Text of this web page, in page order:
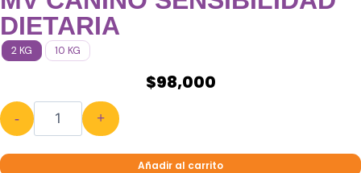
DIETARIA
2 KG 10 KG
$98,000
- +
Añadir al carrito